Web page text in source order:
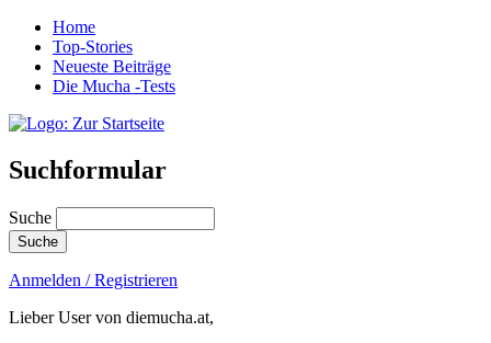
Home
Top-Stories
Neueste Beiträge
Die Mucha -Tests
Suchformular
Suche
Anmelden / Registrieren
Lieber User von diemucha.at,